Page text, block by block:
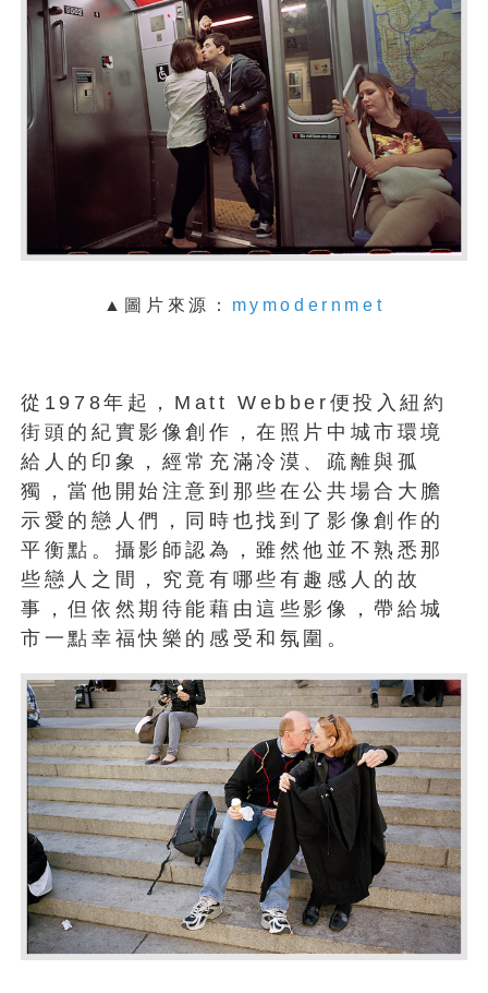
▲圖片來源： mymodernmet
從1978年起，Matt Webber便投入紐約
街頭的紀實影像創作，在照片中城市環境
給人的印象，經常充滿冷漠、疏離與孤
獨，當他開始注意到那些在公共場合大膽
示愛的戀人們，同時也找到了影像創作的
平衡點。攝影師認為，雖然他並不熟悉那
些戀人之間，究竟有哪些有趣感人的故
事，但依然期待能藉由這些影像，帶給城
市一點幸福快樂的感受和氛圍。